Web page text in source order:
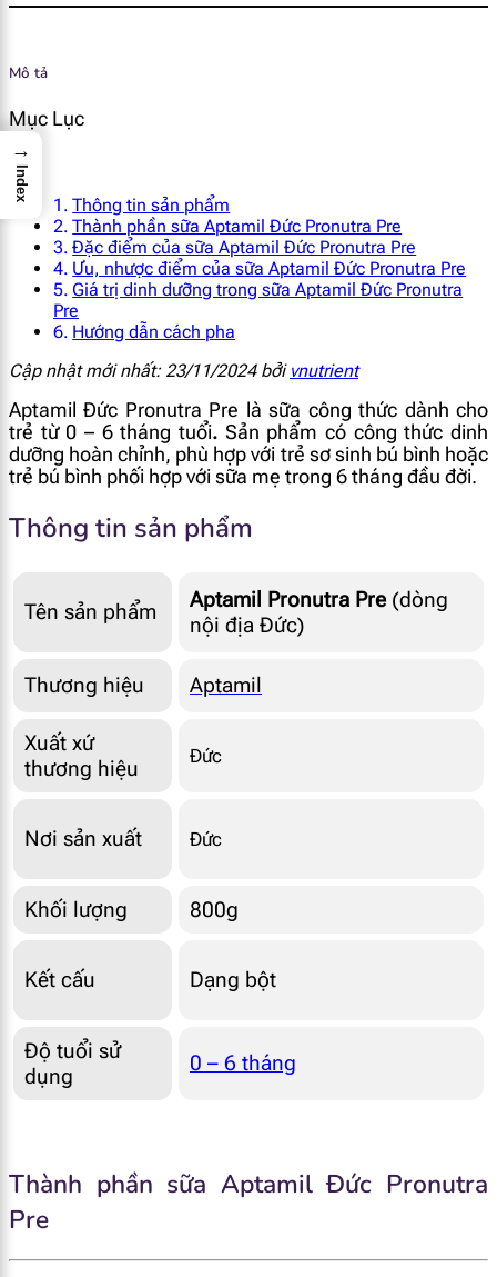
Mô tả
Mục Lục
Thông tin sản phẩm
Thành phần sữa Aptamil Đức Pronutra Pre
Đặc điểm của sữa Aptamil Đức Pronutra Pre
Ưu, nhược điểm của sữa Aptamil Đức Pronutra Pre
Giá trị dinh dưỡng trong sữa Aptamil Đức Pronutra
Pre
Hướng dẫn cách pha
Cập nhật mới nhất: 23/11/2024 bởi vnutrient
Aptamil Đức Pronutra Pre là sữa công thức dành cho
trẻ từ 0 – 6 tháng tuổi. Sản phẩm có công thức dinh
dưỡng hoàn chỉnh, phù hợp với trẻ sơ sinh bú bình hoặc
trẻ bú bình phối hợp với sữa mẹ trong 6 tháng đầu đời.
Thông tin sản phẩm
Tên sản phẩm Aptamil Pronutra Pre (dòng
nội địa Đức)
Thương hiệu Aptamil
Xuất xứ
thương hiệu
Đức
Nơi sản xuất Đức
Khối lượng 800g
Kết cấu Dạng bột
Độ tuổi sử
dụng
0 – 6 tháng
Thành phần sữa Aptamil Đức Pronutra
Pre
→
Index